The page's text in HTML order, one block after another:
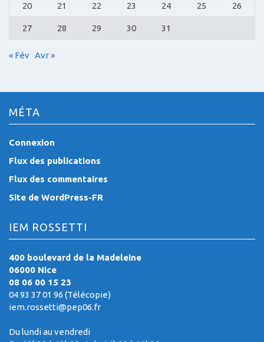
20 21 22 23 24 25 26
27 28 29 30 31
« Fév Avr »
MÉTA
Connexion
Flux des publications
Flux des commentaires
Site de WordPress-FR
IEM ROSSETTI
400 boulevard de la Madeleine
06000 Nice
08 06 00 15 23
04 93 37 01 96 (Télécopie)
iem.rossetti@pep06.fr
Du lundi au vendredi